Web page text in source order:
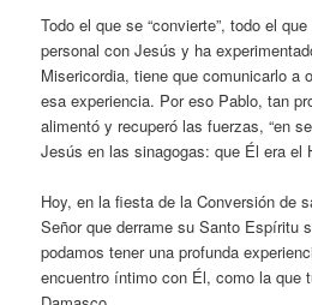
Todo el que se “convierte”, todo el
personal con Jesús y ha
Misericordia, tiene que comunicarlo a
esa experiencia. Por eso Pablo, tan
alimentó y recuperó las fuerzas, “en
Jesús en las sinagogas: que Él era el
Hoy, en la fiesta de la Conversión de
Señor que derrame su Santo Espíritu
podamos tener una profunda
encuentro íntimo con Él, como la que